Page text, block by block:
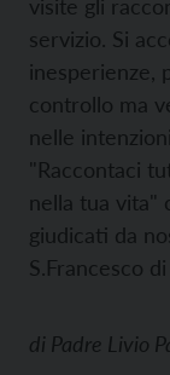
visite gli
servizio. Si
inesperienze,
controllo ma
nelle
"Raccontaci
nella tua vita"
giudicati da
S.Francesco di
di Padre Livio